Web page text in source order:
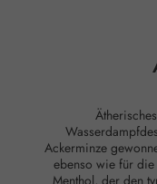
Ackerminze
ebenso wie für